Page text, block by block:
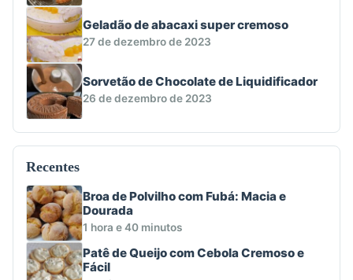
Geladão de abacaxi super cremoso
27 de dezembro de 2023
Sorvetão de Chocolate de Liquidificador
26 de dezembro de 2023
Recentes
Broa de Polvilho com Fubá: Macia e
Dourada
1 hora e 40 minutos
Patê de Queijo com Cebola Cremoso e
Fácil